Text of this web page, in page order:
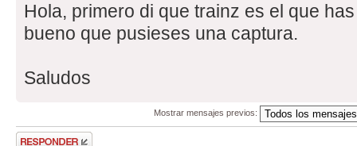
Hola, primero di que trainz es el que
bueno que pusieses una captura.
Saludos
Mostrar mensajes previos:
Publicar una